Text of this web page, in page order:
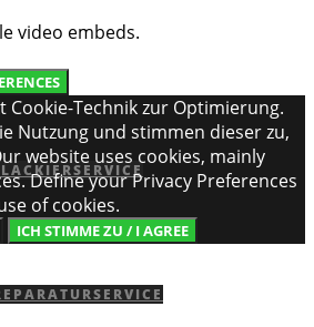
video embeds.
Cookie-Technik zur Optimierung.
Nutzung und stimmen dieser zu,
website uses cookies, mainly
Define your Privacy Preferences
of cookies.
ICH STIMME ZU / I AGREE